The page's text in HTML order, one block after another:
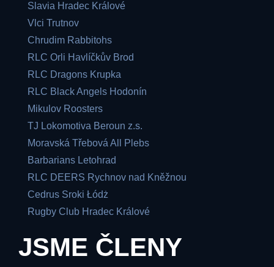
Slavia Hradec Králové
Vlci Trutnov
Chrudim Rabbitohs
RLC Orli Havlíčkův Brod
RLC Dragons Krupka
RLC Black Angels Hodonín
Mikulov Roosters
TJ Lokomotiva Beroun z.s.
Moravská Třebová All Plebs
Barbarians Letohrad
RLC DEERS Rychnov nad Kněžnou
Cedrus Sroki Łódż
Rugby Club Hradec Králové
JSME ČLENY